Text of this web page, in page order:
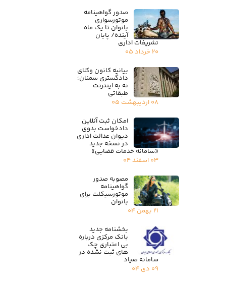
صدور گواهینامه
موتورسواری
بانوان تا یک ماه
آینده/ پایان
تشریفات اداری
۲۰ خرداد ۰۵
بیانیه کانون وکلای
دادگستری سمنان؛
نه به اینترنت
طبقاتی
۰۸ اردیبهشت ۰۵
امکان ثبت آنلاین
دادخواست بدوی
دیوان عدالت اداری
در نسخه جدید
«سامانه خدمات قضایی»
۰۳ اسفند ۰۴
مصوبه صدور
گواهینامه
موتورسیکلت برای
بانوان
۲۱ بهمن ۰۴
بخشنامه جدید
بانک مرکزی درباره
بی اعتباری چک
های ثبت نشده در
سامانه صیاد
۰۹ دی ۰۴